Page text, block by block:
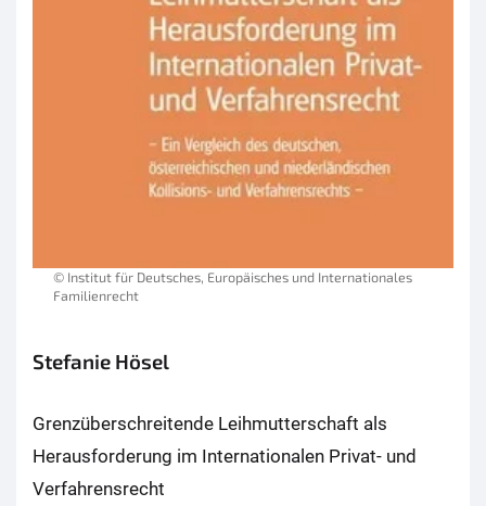
© Institut für Deutsches, Europäisches und Internationales
Familienrecht
Stefanie Hösel
Grenzüberschreitende Leihmutterschaft als
Herausforderung im Internationalen Privat- und
Verfahrensrecht